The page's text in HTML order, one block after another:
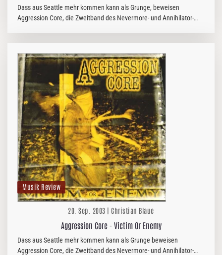
Dass aus Seattle mehr kommen kann als Grunge, beweisen
Aggression Core, die Zweitband des Nevermore- und Annihilator-
Musik Review
20. Sep. 2003 | Christian Blaue
Aggression Core - Victim Or Enemy
Dass aus Seattle mehr kommen kann als Grunge beweisen
Aggression Core, die Zweitband des Nevermore- und Annihilator-